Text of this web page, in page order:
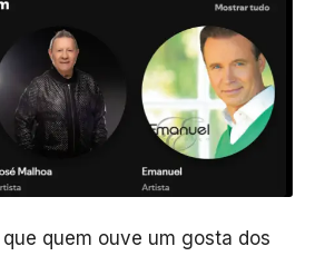
quem ouve um gosta dos